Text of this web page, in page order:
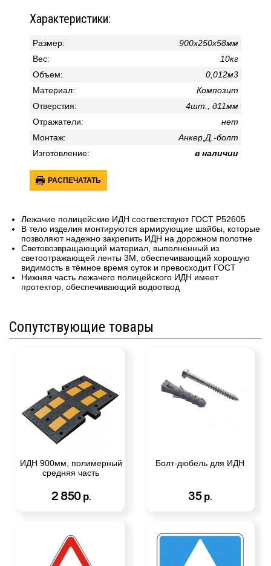
Характеристики:
Размер:
900х250х58мм
Вес:
10кг
Объем:
0,012м3
Материал:
Композит
Отверстия:
4шт., д11мм
Отражатели:
нет
Монтаж:
Анкер,Д.-болт
Изготовление:
в наличии
РАСПЕЧАТАТЬ
Лежачие полицейские ИДН соответствуют ГОСТ Р52605
В тело изделия монтируются армирующие шайбы, которые
позволяют надежно закрепить ИДН на дорожном полотне
Световозвращающий материал, выполненный из
светоотражающей ленты 3М, обеспечивающий хорошую
видимость в тёмное время суток и превосходит ГОСТ
Нижняя часть лежачего полицейского ИДН имеет
протектор, обеспечивающий водоотвод
Сопутствующие товары
ИДН 900мм, полимерный
средняя часть
2 850 р.
Болт-дюбель для ИДН
35 р.